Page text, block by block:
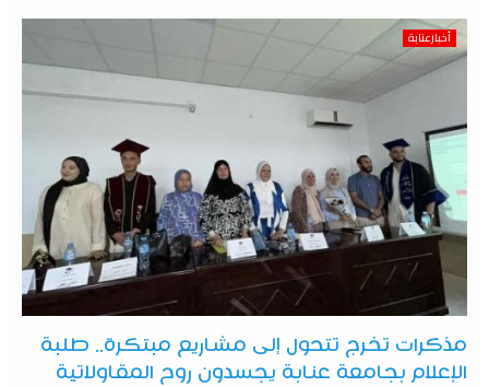
أخبارعنابة
مذكرات تخرج تتحول إلى مشاريع مبتكرة.. طلبة
الإعلام بجامعة عنابة يجسدون روح المقاولاتية